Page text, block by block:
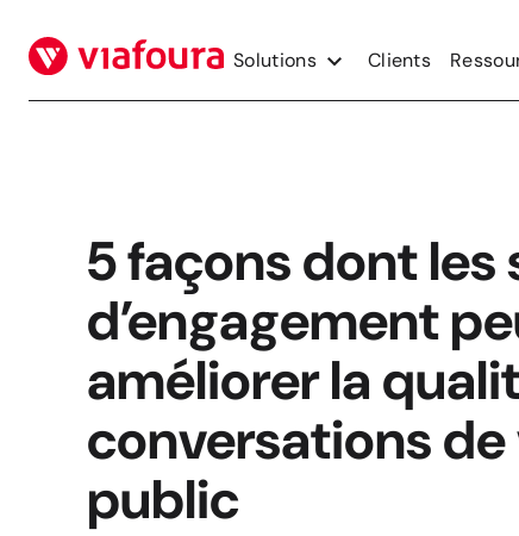
contenu
Solutions Clients
5 façons dont les
d’engagement
améliorer la
conversations
public